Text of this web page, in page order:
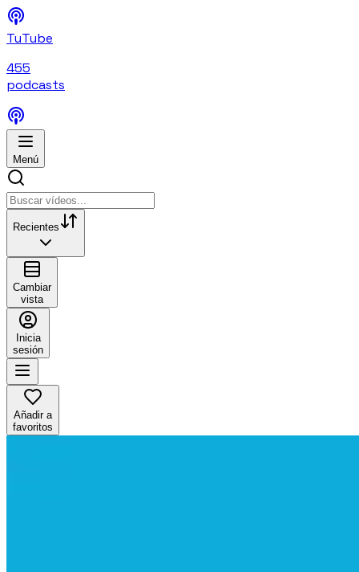
TuTube
455
podcasts
Menú
Recientes
Cambiar
vista
Inicia
sesión
Añadir a
favoritos